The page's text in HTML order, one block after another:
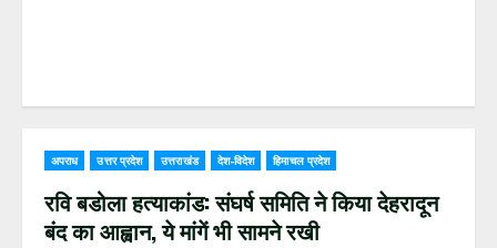
अपराध उत्तर प्रदेश उत्तराखंड देश-विदेश हिमाचल प्रदेश
रवि बडोला हत्याकांड: संघर्ष समिति ने किया देहरादून
बंद का आह्वान, ये मांगें भी सामने रखी